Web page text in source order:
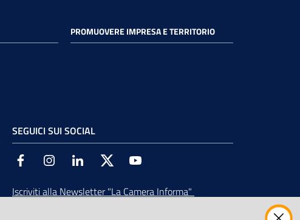
PROMUOVERE IMPRESA E TERRITORIO
SEGUICI SUI SOCIAL
Facebook InstagramLinkedin Twitter
Iscriviti alla Newsletter "La Camera Informa"